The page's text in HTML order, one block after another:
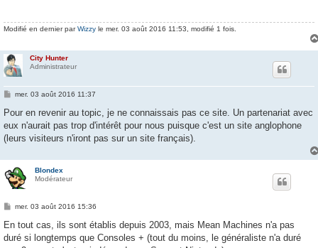
e
Modifié en dernier parWizzy le mer. 03 août 2016 11:53, modifié 1 fois.
City Hunter
Administrateur
M
s
a
g
mer. 03 août 2016 11:37
Pour en revenir au topic, je ne connaissais pas ce site. Un partenariat avec
eux n'aurait pas trop d'intérêt pour nous puisque c'est un site anglophone
(leurs visiteurs n'iront pas sur un site français).
Blondex
Modérateur
M
s
a
mer. 03 août 2016 15:36
En tout cas, ils sont établis depuis 2003, mais Mean Machines n'a pas
duré si longtemps que Consoles + (tout du moins, le généraliste n'a duré